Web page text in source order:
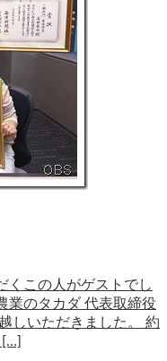
くこの人がゲストでし
業のタカダ 代表取締役
しいただきました。 約
[…]